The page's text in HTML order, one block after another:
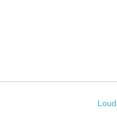
angle的相关资料：